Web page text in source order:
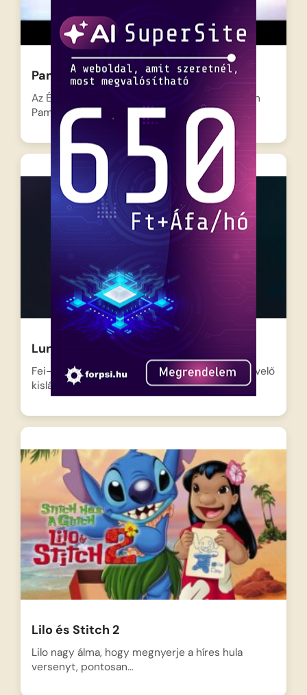
Pamacs a Mikulás kis rénszarvasa 2
Az Északi-sarkon újra nagy a felfordulás, hiszen
Pamacs, a világ…
Lunaria – Kaland a holdon
Fei-fei, a végtelenül kíváncsi és tudománykedvelő
kislány egy merész álmot…
Lilo és Stitch 2
Lilo nagy álma, hogy megnyerje a híres hula
versenyt, pontosan…